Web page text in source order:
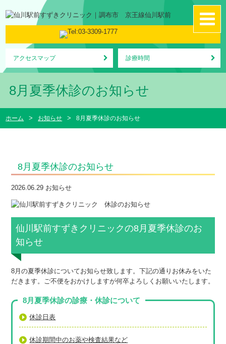
アクセスマップ 診療時間
8月夏季休診のお知らせ
ホーム お知らせ 8月夏季休診のお知らせ
8月夏季休診のお知らせ
2026.06.29 お知らせ
仙川駅前すずきクリニックの8月夏季休診のお
知らせ
8月の夏季休診についてお知らせ致します。下記の通りお休みをいた
だきます。ご不便をおかけしますが何卒よろしく お願いいたします。
8月夏季休診の診療・休診について
休診日表
休診期間中のお薬や検査結果など